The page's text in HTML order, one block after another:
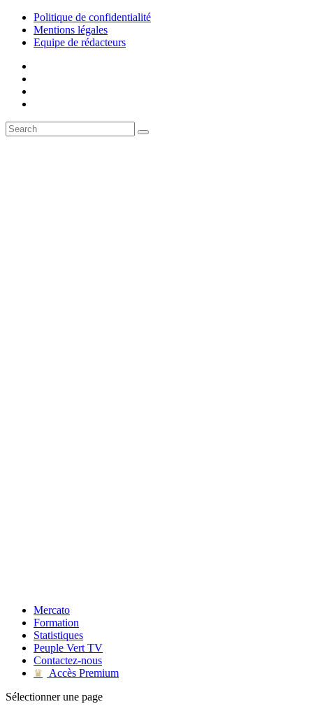
Politique de confidentialité
Mentions légales
Equipe de rédacteurs
Mercato
Formation
Statistiques
Peuple Vert TV
Contactez-nous
♛
Accès Premium
Sélectionner une page